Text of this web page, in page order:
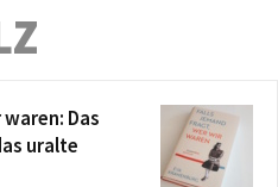
Das
uralte